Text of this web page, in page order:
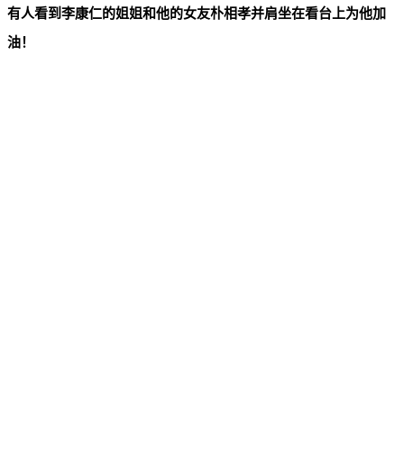
有人看到李康仁的姐姐和他的女友朴相孝并肩坐在看台上为他加
油！